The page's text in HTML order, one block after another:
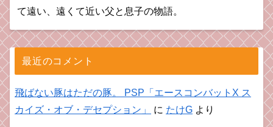
て遠い、遠くて近い父と息子の物語。
最近のコメント
飛ばない豚はただの豚。 PSP「エースコンバットX ス
カイズ・オブ・デセプション」
に たけG より